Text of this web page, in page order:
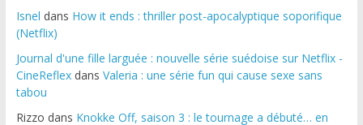
Isnel dans How it ends : thriller post-apocalyptique soporifique
(Netflix)
Journal d'une fille larguée : nouvelle série suédoise sur Netflix -
CineReflexdans Valeria : une série fun qui cause sexe sans
tabou
Rizzo dans Knokke Off, saison 3 : le tournage a débuté… en